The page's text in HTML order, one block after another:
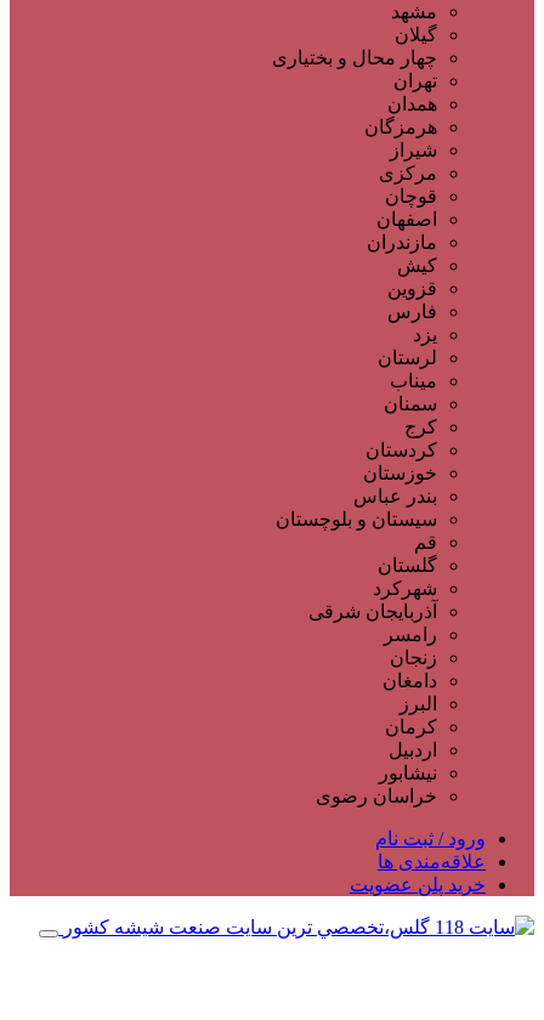
مشهد
گیلان
چهار محال و بختیاری
تهران
همدان
هرمزگان
شیراز
مرکزی
قوچان
اصفهان
مازندران
کیش
قزوین
فارس
یزد
لرستان
میناب
سمنان
کرج
کردستان
خوزستان
بندر عباس
سیستان و بلوچستان
قم
گلستان
شهرکرد
آذربایجان شرقی
رامسر
زنجان
دامغان
البرز
کرمان
اردبیل
نیشابور
خراسان رضوی
ورود / ثبت نام
علاقه‌مندی ها
خرید پلن عضویت